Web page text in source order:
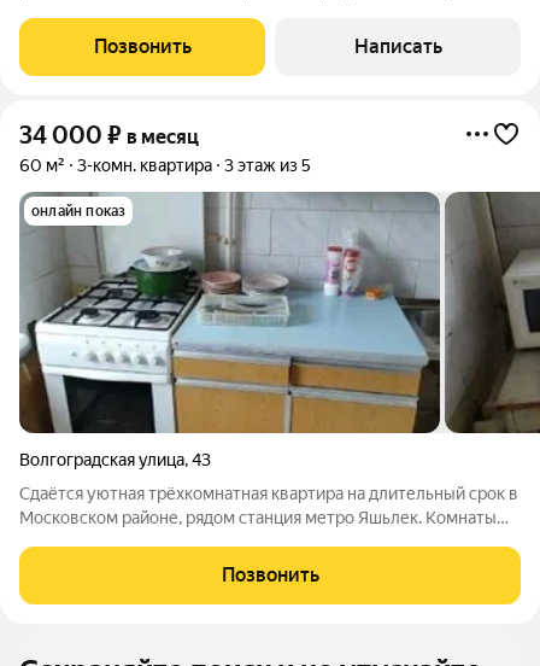
больница, остановка общественного транспорта. В квартире
сделан качественный ремонт.
Позвонить Написать
34 000 ₽ в месяц
60 м² 3-комн. квартира 3 этаж из 5
онлайн показ
Волгоградская улица,43
Сдаётся уютная трёхкомнатная квартира на длительный срок в
Московском районе, рядом станция метро Яшьлек. Комнаты
площадью 7 м2 оснащена необходимой техникой, включая
телевизор. В квартире
Позвонить